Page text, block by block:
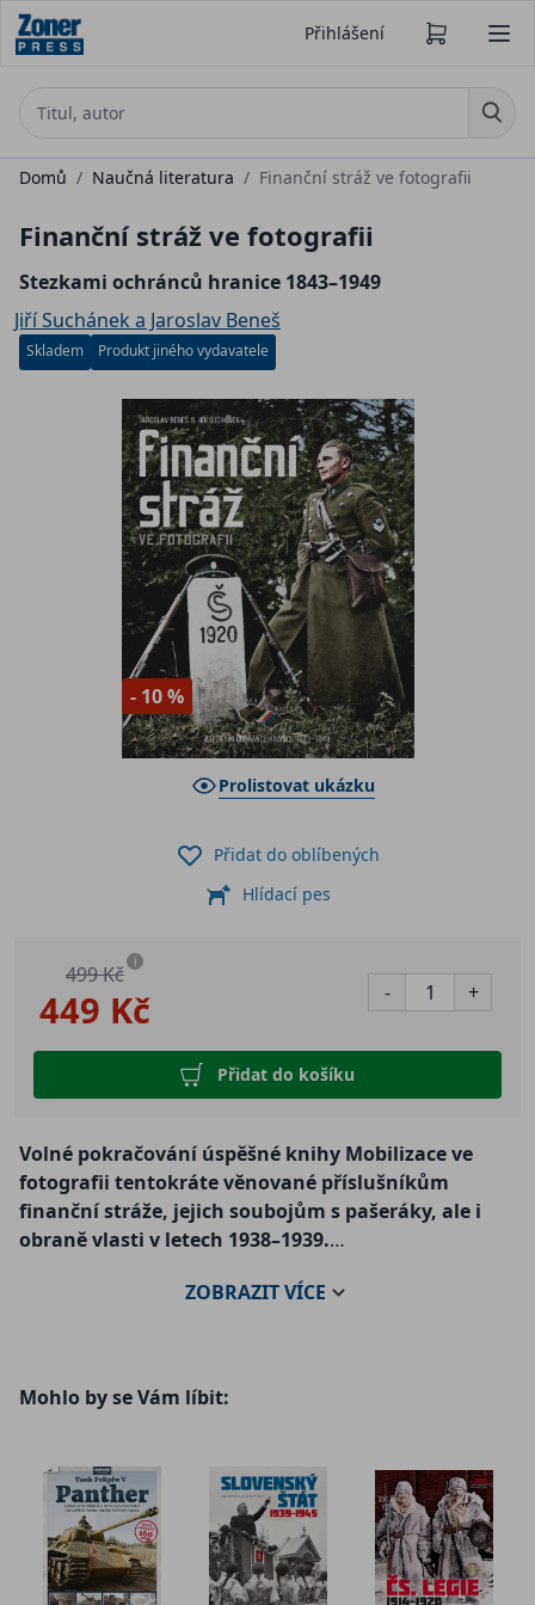
Přihlášení
Domů / Naučná literatura / Finanční stráž ve fotografii
Finanční stráž ve fotografii
Stezkami ochránců hranice 1843–1949
Jiří Suchánek a Jaroslav Beneš
Skladem Produkt jiného vydavatele
- 10 %
Prolistovat ukázku
449 Kč
499 Kč i
- +
Přidat do košíku
Přidat do oblíbených
Hlídací pes
Volné pokračování úspěšné knihy Mobilizace ve
fotografii tentokráte věnované příslušníkům
finanční stráže, jejich soubojům s pašeráky, ale i
obraně vlasti v letech 1938–1939.
Nebýt viděn, ale vidět vše – to byla zásada mužů v
republiky i několik let po druhé světové válce. Začtěte
se s námi do jejich příběhů doplněných stovkami
„Lásku k vlasti dokaž činem“
Dnes je státní hranice pro většinu z nás jen pomyslnou
čárou na mapě. Díky Evropské unii již na pomezích
ZOBRAZITVÍCE
Mohlo by se Vám líbit: